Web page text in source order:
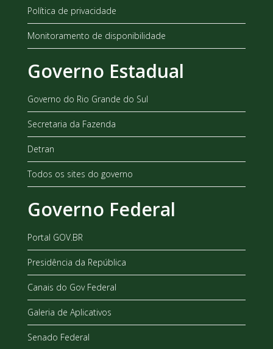
Política de privacidade
Monitoramento de disponibilidade
Governo Estadual
Governo do Rio Grande do Sul
Secretaria da Fazenda
Detran
Todos os sites do governo
Governo Federal
Portal GOV.BR
Presidência da República
Canais do Gov Federal
Galeria de Aplicativos
Senado Federal